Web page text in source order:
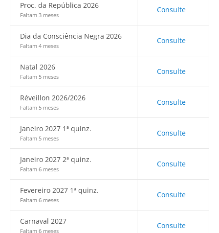
Proc. da República 2026
Faltam 3 meses
Consulte
Dia da Consciência Negra 2026
Faltam 4 meses
Consulte
Natal 2026
Faltam 5 meses
Consulte
Réveillon 2026/2026
Faltam 5 meses
Consulte
Janeiro 2027 1ª quinz.
Faltam 5 meses
Consulte
Janeiro 2027 2ª quinz.
Faltam 6 meses
Consulte
Fevereiro 2027 1ª quinz.
Faltam 6 meses
Consulte
Carnaval 2027
Faltam 6 meses
Consulte